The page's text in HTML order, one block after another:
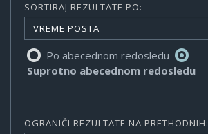
SORTIRAJ REZULTATE PO:
VREME POSTA
Po abecednom redosledu
Suprotno abecednom redosledu
OGRANIČI REZULTATE NA PRETHODNIH: